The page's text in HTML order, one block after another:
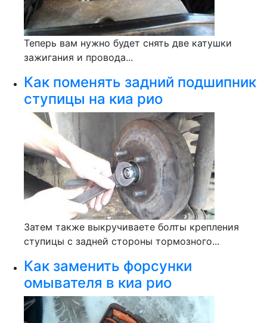
Теперь вам нужно будет снять две катушки
зажигания и провода...
Как поменять задний подшипник
ступицы на киа рио
Затем также выкручиваете болты крепления
ступицы с задней стороны тормозного...
Как заменить форсунки
омывателя в киа рио